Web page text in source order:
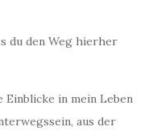
du den Weg hierher
in mein Leben
aus der